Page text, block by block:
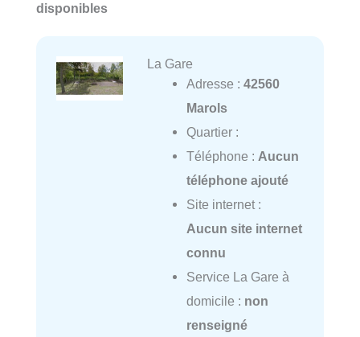
disponibles
La Gare
Adresse : 42560
Marols
Quartier :
Téléphone : Aucun
téléphone ajouté
Site internet :
Aucun site internet
connu
Service La Gare à
domicile : non
renseigné